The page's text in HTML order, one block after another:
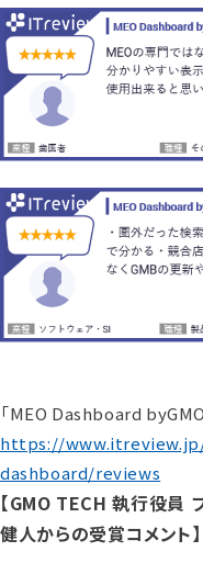
「MEO Dashboard byGMO
https://
dashboard/reviews
【GMO TECH 執行役員
健人からの受賞コメント】